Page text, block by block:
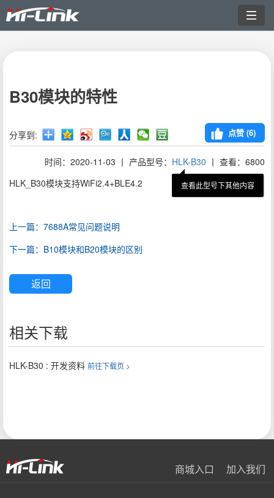
切
换
B30模块的特性
分享到: 点赞 (6)
时间：2020-11-03 丨 产品型号： HLK-B30 丨 查看：6800
HLK_B30模块支持WiFi2.4+BLE4.2
上一篇：7688A常见问题说明
下一篇：B10模块和B20模块的区别
返回
相关下载
HLK-B30 : 开发资料 前往下载页 >
商城入口 加入我们
查看此型号下其他内容